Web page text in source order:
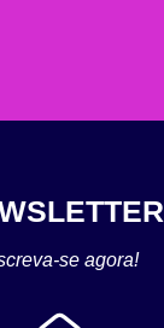
se agora!